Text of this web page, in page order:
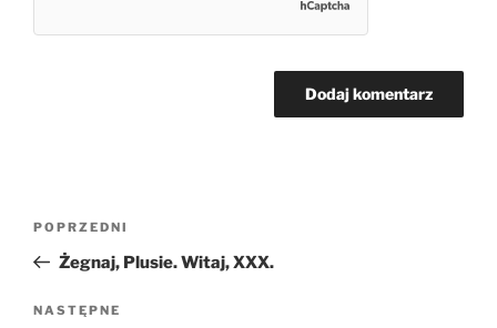
wpisu
Poprzedni
wpis
POPRZEDNI
Żegnaj, Plusie. Witaj, XXX.
Następny
NASTĘPNE